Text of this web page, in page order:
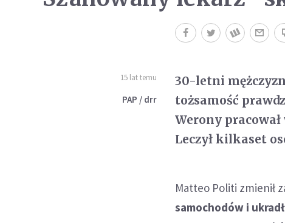
15 lat temu
PAP / drr
30-letni
tożsamość
Werony
Leczył kilkaset
Matteo Politi zmienił
samochodów i